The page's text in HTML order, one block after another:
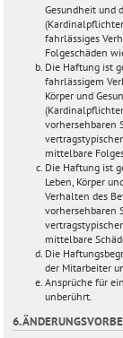
Gesundheit und
fahrlässiges
Folgeschäden
Die Haftung ist
fahrlässigem
Körper und
vorhersehbaren
mittelbare
Die Haftung ist
Leben, Körper
Verhalten des
vorhersehbaren
mittelbare
Die
der Mitarbeiter
Ansprüche für
unberührt.
6.